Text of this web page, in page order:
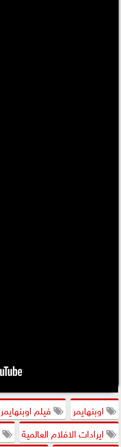
اوبنهايمر فيلم اوبنهايمر
ايرادات الافلام العالمية